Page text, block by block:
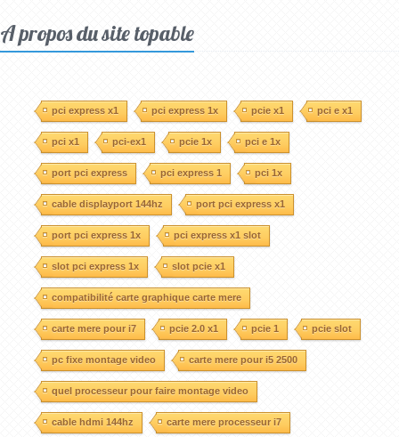
A propos du site topable
pci express x1 pci express 1x pcie x1 pci e x1
pci x1 pci-ex1 pcie 1x pci e 1x
port pci express pci express 1 pci 1x
cable displayport 144hz port pci express x1
port pci express 1x pci express x1 slot
slot pci express 1x slot pcie x1
compatibilité carte graphique carte mere
carte mere pour i7 pcie 2.0 x1 pcie 1 pcie slot
pc fixe montage video carte mere pour i5 2500
quel processeur pour faire montage video
cable hdmi 144hz carte mere processeur i7